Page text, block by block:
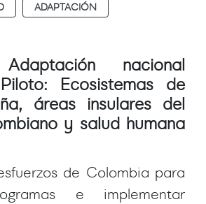
ADAPTACIÓN
nacional
Ecosistemas de
áreas insulares del
y salud humana
de Colombia para
e implementar